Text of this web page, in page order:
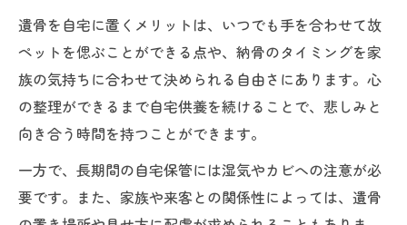
遺骨を自宅に置くメリットは、いつでも手を合わせて故
ペットを偲ぶことができる点や、納骨のタイミングを家
族の気持ちに合わせて決められる自由さにあります。心
の整理ができるまで自宅供養を続けることで、悲しみと
向き合う時間を持つことができます。
一方で、長期間の自宅保管には湿気やカビへの注意が必
要です。また、家族や来客との関係性によっては、遺骨